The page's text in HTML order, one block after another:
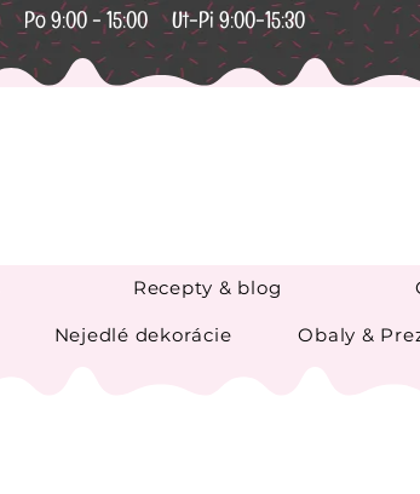
Po 9:00 - 15:00 Ut-Pi 9:00-15:30
Recepty & blog
Nejedlé dekorácie Obaly &